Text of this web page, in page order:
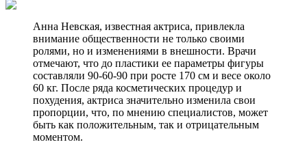
Анна Невская, известная актриса, привлекла
внимание общественности не только своими
ролями, но и изменениями в внешности. Врачи
отмечают, что до пластики ее параметры фигуры
составляли 90-60-90 при росте 170 см и весе около
60 кг. После ряда косметических процедур и
похудения, актриса значительно изменила свои
пропорции, что, по мнению специалистов, может
быть как положительным, так и отрицательным
моментом.